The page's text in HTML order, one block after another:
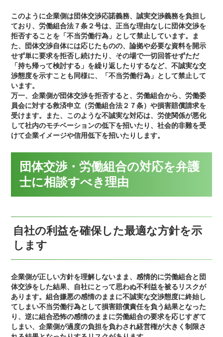
このように企業側は団体交渉応諾義務、誠実交渉義務を負担し
ており、労働組合法７条２号は、正当な理由なしに団体交渉を
拒否することを「不当労働行為」として禁止しています。ま
た、団体交渉自体には応じたものの、論拠や必要な資料を開示
せず単に要求を拒否し続けたり、その場で一切回答せずただ
「持ち帰って検討する」を繰り返したりするなど、不誠実な交
渉態度を示すことも同様に、「不当労働行為」として禁止して
います。
万一、企業側が団体交渉を拒否すると、労働組合から、労働委
員会に対する救済申立（労働組合法２７条）や損害賠償請求を
受けます。また、このような不誠実な対応は、労使関係が悪化
して社内のモチベーションの低下を招いたり、社会的非難を受
けて企業イメージや信用低下を招いたりします。
団体交渉・労働組合の対応を弁護
士に相談すべき理由
自社の利益を確保した最適な方針を示
します
企業側が正しい方針を理解しないまま、感情的に労働組合と団
体交渉をした結果、自社にとって思わぬ不利益を被るリスクが
あります。組合嫌悪の感情のままに不誠実な交渉態度に終始し
てしまい不当労働行為として損害賠償責任を負う結果となった
り、逆に組合恐怖の感情のままに労働組合の要求を応じすぎて
しまい、企業側が過度の負担を負わされ経営権が大きく制限さ